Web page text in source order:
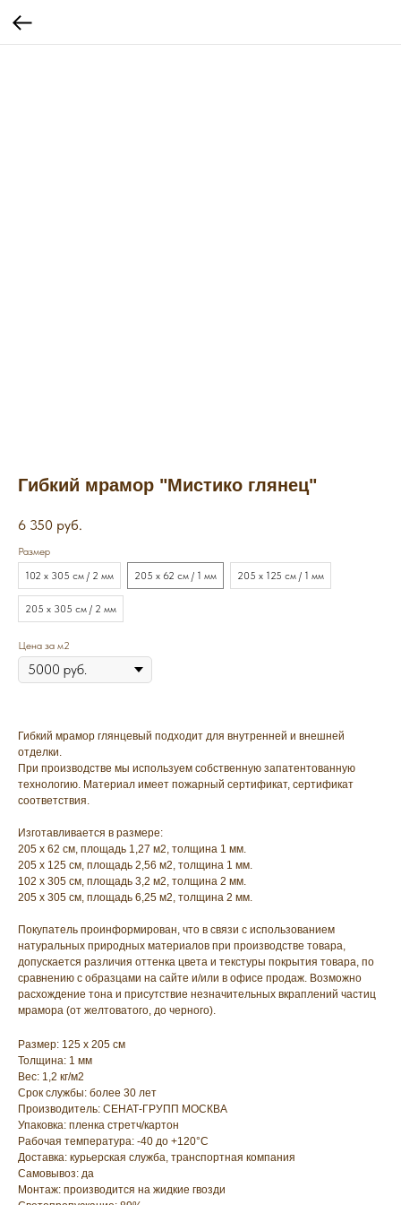
Гибкий мрамор "Мистико глянец"
6 350 руб.
Размер
102 х 305 см / 2 мм
205 х 62 см / 1 мм 205 х 125 см / 1 мм
205 х 305 см / 2 мм
Цена за м2
Гибкий мрамор глянцевый подходит для внутренней и внешней
отделки.
При производстве мы используем собственную запатентованную
технологию. Материал имеет пожарный сертификат, сертификат
соответствия.
Изготавливается в размере:
205 х 62 см, площадь 1,27 м2, толщина 1 мм.
205 х 125 см, площадь 2,56 м2, толщина 1 мм.
102 х 305 см, площадь 3,2 м2, толщина 2 мм.
205 х 305 см, площадь 6,25 м2, толщина 2 мм.
Покупатель проинформирован, что в связи с использованием
натуральных природных материалов при производстве товара,
допускается различия оттенка цвета и текстуры покрытия товара, по
сравнению с образцами на сайте и/или в офисе продаж. Возможно
расхождение тона и присутствие незначительных вкраплений частиц
мрамора (от желтоватого, до черного).
Размер: 125 х 205 см
Толщина: 1 мм
Вес: 1,2 кг/м2
Срок службы: более 30 лет
Производитель: СЕНАТ-ГРУПП МОСКВА
Упаковка: пленка стретч/картон
Рабочая температура: -40 до +120°С
Доставка: курьерская служба, транспортная компания
Самовывоз: да
Монтаж: производится на жидкие гвозди